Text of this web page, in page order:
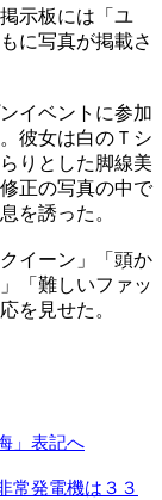
示板には「ユ
に写真が掲載さ
イベントに参加
彼女は白のＴシ
りとした脚線美
正の写真の中で
を誘った。
イーン」「頭か
「難しいファッ
を見せた。
」表記へ
常発電機は３３